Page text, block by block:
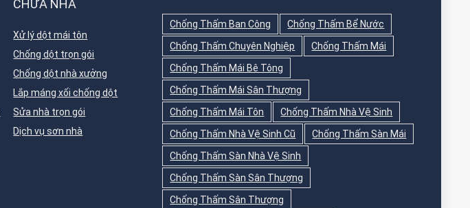
CHỮA NHÀ
Xử lý dột mái tôn
Chống dột trọn gói
Chống dột nhà xưởng
Lắp máng xối chống dột
Sửa nhà trọn gói
Dịch vụ sơn nhà
Chống Thấm Ban Công
Chống Thấm Bể Nước
Chống Thấm Chuyên Nghiệp
Chống Thấm Mái
Chống Thấm Mái Bê Tông
Chống Thấm Mái Sân Thượng
Chống Thấm Mái Tôn
Chống Thấm Nhà Vệ Sinh
Chống Thấm Nhà Vệ Sinh Cũ
Chống Thấm Sàn Mái
Chống Thấm Sàn Nhà Vệ Sinh
Chống Thấm Sàn Sân Thượng
Chống Thấm Sân Thượng